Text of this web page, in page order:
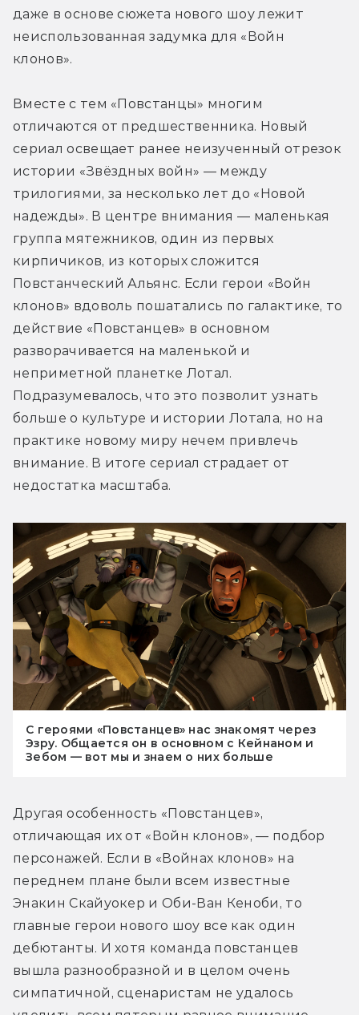
даже в основе сюжета нового шоу лежит
неиспользованная задумка для «Войн
клонов».
Вместе с тем «Повстанцы» многим
отличаются от предшественника. Новый
сериал освещает ранее неизученный отрезок
истории «Звёздных войн» — между
трилогиями, за несколько лет до «Новой
надежды». В центре внимания — маленькая
группа мятежников, один из первых
кирпичиков, из которых сложится
Повстанческий Альянс. Если герои «Войн
клонов» вдоволь пошатались по галактике, то
действие «Повстанцев» в основном
разворачивается на маленькой и
неприметной планетке Лотал.
Подразумевалось, что это позволит узнать
больше о культуре и истории Лотала, но на
практике новому миру нечем привлечь
внимание. В итоге сериал страдает от
недостатка масштаба.
С героями «Повстанцев» нас знакомят через
Эзру. Общается он в основном с Кейнаном и
Зебом — вот мы и знаем о них больше
Другая особенность «Повстанцев»,
отличающая их от «Войн клонов», — подбор
персонажей. Если в «Войнах клонов» на
переднем плане были всем известные
Энакин Скайуокер и Оби-Ван Кеноби, то
главные герои нового шоу все как один
дебютанты. И хотя команда повстанцев
вышла разнообразной и в целом очень
симпатичной, сценаристам не удалось